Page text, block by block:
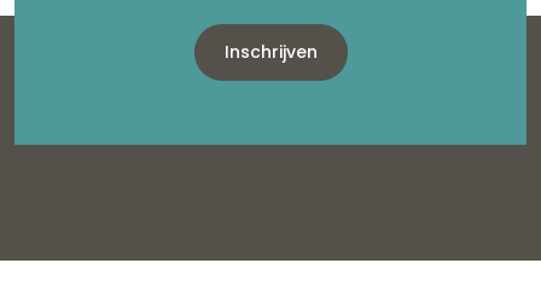
Inschrijven